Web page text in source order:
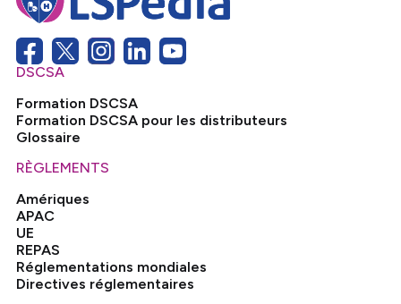
DSCSA
Formation DSCSA
Formation DSCSA pour les distributeurs
Glossaire
RÈGLEMENTS
Amériques
APAC
UE
REPAS
Réglementations mondiales
Directives réglementaires